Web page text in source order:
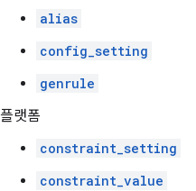
alias
config_setting
genrule
플랫폼
constraint_setting
constraint_value